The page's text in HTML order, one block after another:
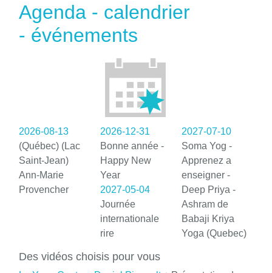
Agenda - calendrier
- événements
2026-08-13
(Québec) (Lac
Saint-Jean)
Ann-Marie
Provencher
2026-12-31
Bonne année -
Happy New
Year
2027-05-04
Journée
internationale
rire
2027-07-10
Soma Yog -
Apprenez a
enseigner -
Deep Priya -
Ashram de
Babaji Kriya
Yoga (Quebec)
Des vidéos choisis pour vous